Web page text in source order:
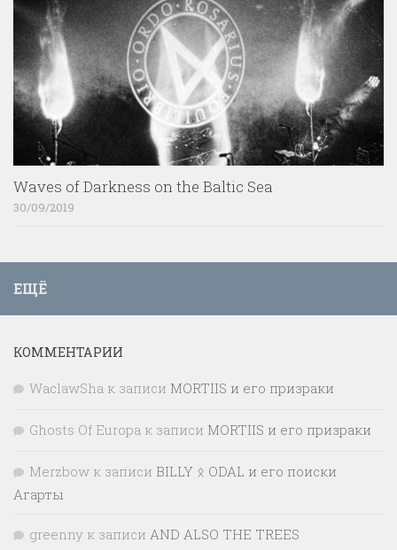
Waves of Darkness on the Baltic Sea
30/09/2019
ЕЩЁ
КОММЕНТАРИИ
WaclawSha к записи MORTIIS и его призраки
Ghosts Of Europa к записи MORTIIS и его призраки
Merzbow к записи BILLY ᛟ ODAL и его поиски
Агарты
greenny к записи AND ALSO THE TREES